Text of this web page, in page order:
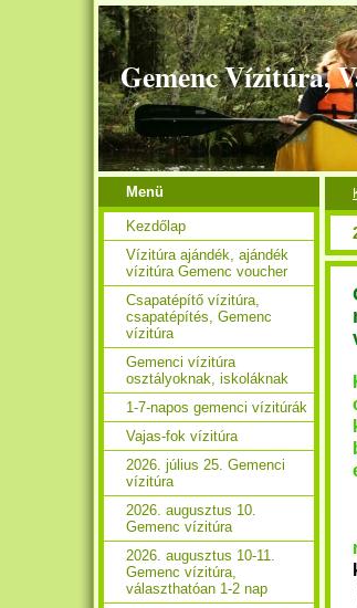
Gemenc Vízitúra,
Menü
Kezdőlap
Vízitúra ajándék, ajándék
vízitúra Gemenc voucher
Csapatépítő vízitúra,
csapatépítés, Gemenc
vízitúra
Gemenci vízitúra
osztályoknak, iskoláknak
1-7-napos gemenci vízitúrák
Vajas-fok vízitúra
2026. július 25. Gemenci
vízitúra
2026. augusztus 10.
Gemenc vízitúra
2026. augusztus 10-11.
Gemenc vízitúra,
választhatóan 1-2 nap